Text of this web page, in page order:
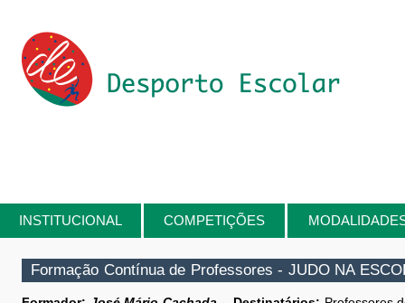
INSTITUCIONAL COMPETIÇÕES
Está aqui
Formação Contínua de Professores - JUDO NA